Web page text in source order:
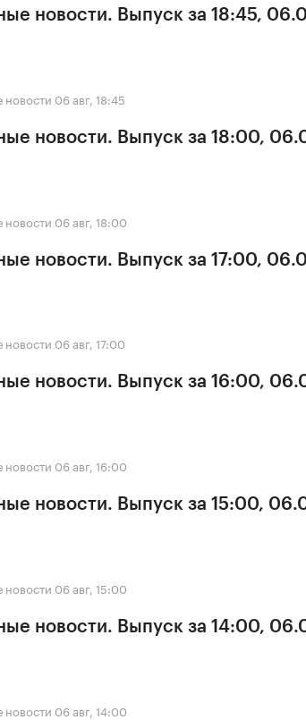
новости. Выпуск за 18:45,
новости 06 авг, 18:45
новости. Выпуск за 18:00,
новости 06 авг, 18:00
новости. Выпуск за 17:00,
новости 06 авг, 17:00
новости. Выпуск за 16:00,
новости 06 авг, 16:00
новости. Выпуск за 15:00,
новости 06 авг, 15:00
новости. Выпуск за 14:00,
новости 06 авг, 14:00